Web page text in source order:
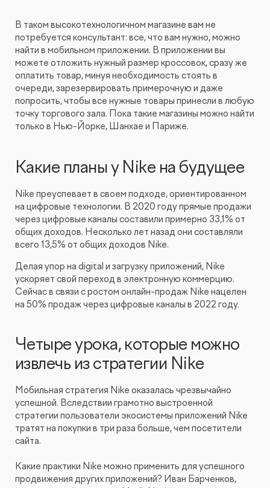
В таком высокотехнологичном магазине вам не
потребуется консультант: все, что вам нужно, можно
найти в мобильном приложении. В приложении вы
можете отложить нужный размер кроссовок, сразу же
оплатить товар, минуя необходимость стоять в
очереди, зарезервировать примерочную и даже
попросить, чтобы все нужные товары принесли в любую
точку торгового зала. Пока такие магазины можно найти
только в Нью-Йорке, Шанхае и Париже.
Какие планы у Nike на будущее
Nike преуспевает в своем подходе, ориентированном
на цифровые технологии. В 2020 году прямые продажи
через цифровые каналы составили примерно 33,1% от
общих доходов. Несколько лет назад они составляли
всего 13,5% от общих доходов Nike.
Делая упор на digital и загрузку приложений, Nike
ускоряет свой переход в электронную коммерцию.
Сейчас в связи с ростом онлайн-продаж Nike нацелен
на 50% продаж через цифровые каналы в 2022 году.
Четыре урока, которые можно
извлечь из стратегии Nike
Мобильная стратегия Nike оказалась чрезвычайно
успешной. Вследствии грамотно выcтроенной
стратегии пользователи экосистемы приложений Nike
тратят на покупки в три раза больше, чем посетители
сайта.
Какие практики Nike можно применить для успешного
продвижения других приложений? Иван Барченков,